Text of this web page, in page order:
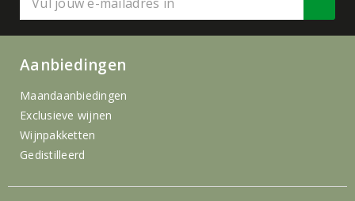
Aanbiedingen
Maandaanbiedingen
Exclusieve wijnen
Wijnpakketten
Gedistilleerd